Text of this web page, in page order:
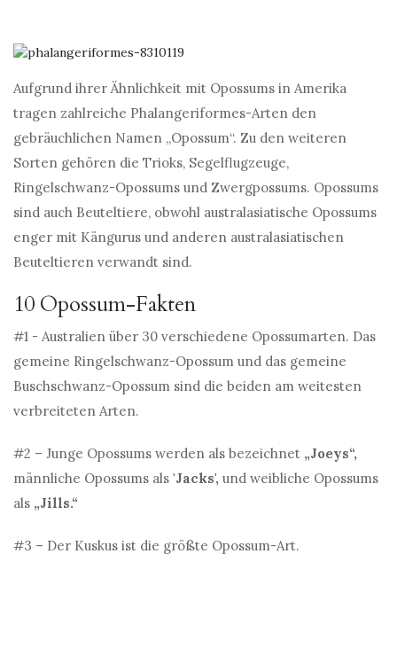
Aufgrund ihrer Ähnlichkeit mit Opossums in Amerika
tragen zahlreiche Phalangeriformes-Arten den
gebräuchlichen Namen „Opossum“. Zu den weiteren
Sorten gehören die Trioks, Segelflugzeuge,
Ringelschwanz-Opossums und Zwergpossums. Opossums
sind auch Beuteltiere, obwohl australasiatische Opossums
enger mit Kängurus und anderen australasiatischen
Beuteltieren verwandt sind.
10 Opossum-Fakten
#1 - Australien über 30 verschiedene Opossumarten. Das
gemeine Ringelschwanz-Opossum und das gemeine
Buschschwanz-Opossum sind die beiden am weitesten
verbreiteten Arten.
#2 – Junge Opossums werden als bezeichnet „Joeys“,
männliche Opossums als 'Jacks', und weibliche Opossums
als „Jills.“
#3 – Der Kuskus ist die größte Opossum-Art.